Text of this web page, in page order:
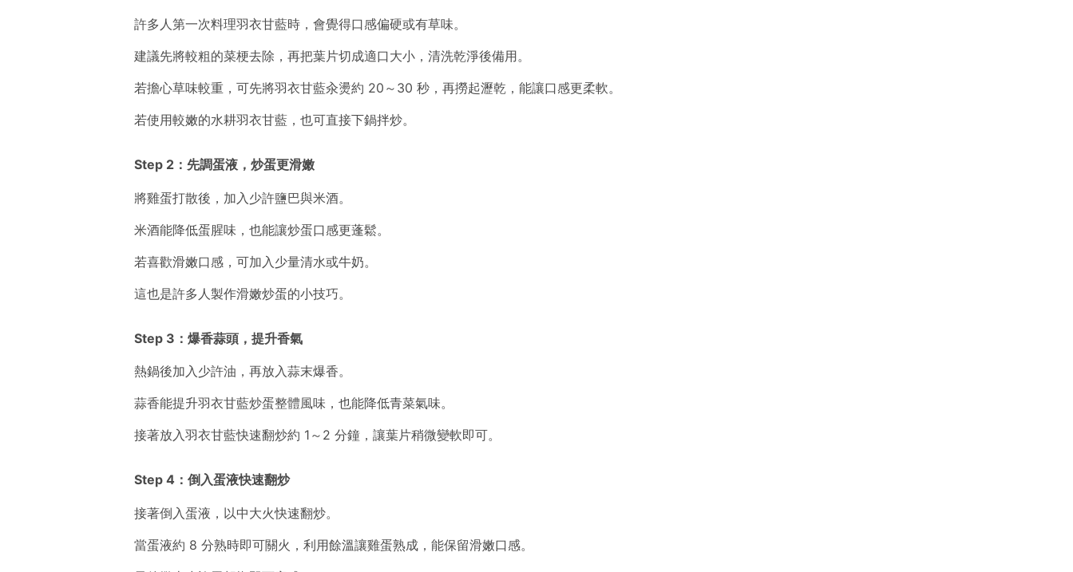
許多人第一次料理羽衣甘藍時，會覺得口感偏硬或有草味。
建議先將較粗的菜梗去除，再把葉片切成適口大小，清洗乾淨後備用。
若擔心草味較重，可先將羽衣甘藍汆燙約 20～30 秒，再撈起瀝乾，能讓口感更柔軟。
若使用較嫩的水耕羽衣甘藍，也可直接下鍋拌炒。
Step 2：先調蛋液，炒蛋更滑嫩
將雞蛋打散後，加入少許鹽巴與米酒。
米酒能降低蛋腥味，也能讓炒蛋口感更蓬鬆。
若喜歡滑嫩口感，可加入少量清水或牛奶。
這也是許多人製作滑嫩炒蛋的小技巧。
Step 3：爆香蒜頭，提升香氣
熱鍋後加入少許油，再放入蒜末爆香。
蒜香能提升羽衣甘藍炒蛋整體風味，也能降低青菜氣味。
接著放入羽衣甘藍快速翻炒約 1～2 分鐘，讓葉片稍微變軟即可。
Step 4：倒入蛋液快速翻炒
接著倒入蛋液，以中大火快速翻炒。
當蛋液約 8 分熟時即可關火，利用餘溫讓雞蛋熟成，能保留滑嫩口感。